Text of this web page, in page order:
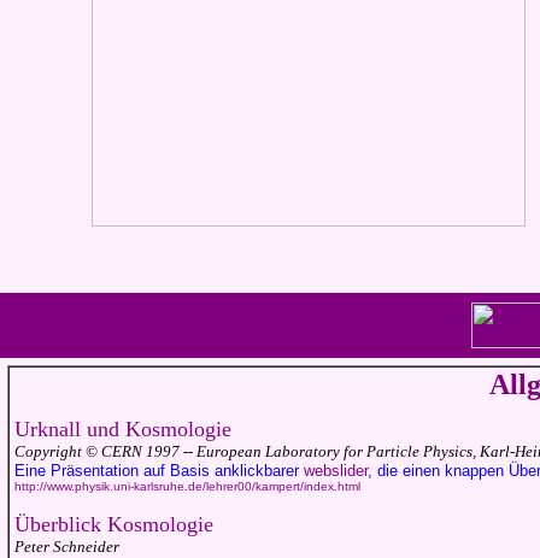
Urknall und Kosmologie
Copyright © CERN 1997 -- European Laboratory for Particle Physics, Karl-
Eine Präsentation auf Basis anklickbarer webslider, die einen knappen
http://www.physik.uni-karlsruhe.de/lehrer00/kampert/index.html
Überblick Kosmologie
Peter Schneider